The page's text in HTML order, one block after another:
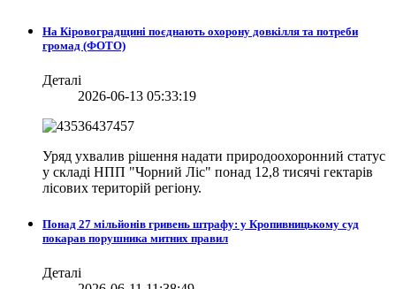
На Кіровоградщині поєднають охорону довкілля та потреби
громад (ФОТО)
Деталі
2026-06-13 05:33:19
Уряд ухвалив рішення надати природоохоронний статус
у складі НПП "Чорний Ліс" понад 12,8 тисячі гектарів
лісових територій регіону.
Понад 27 мільйонів гривень штрафу: у Кропивницькому суд
покарав порушника митних правил
Деталі